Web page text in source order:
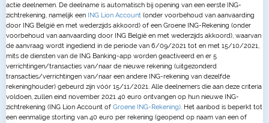
actie deelnemen. De deelname is automatisch bij opening van een eerste ING-
zichtrekening, namelijk een ING Lion Account (onder voorbehoud van aanvaarding
door ING België en met wederzijds akkoord) of een Groene ING-Rekening (onder
voorbehoud van aanvaarding door ING België en met wederzijds akkoord), waarvan
de aanvraag wordt ingediend in de periode van 6/09/2021 tot en met 15/10/2021,
mits de diensten van de ING Banking-app worden geactiveerd en er 5
verrichtingen/transacties van/naar de nieuwe rekening (uitgezonderd
transacties/verrichtingen van/naar een andere ING-rekening van dezelfde
rekeninghouder) gebeurd zijn vóór 15/11/2021. Alle deelnemers die aan deze criteria
voldoen, zullen eind november 2021 40 euro ontvangen op hun nieuwe ING-
zichtrekening (ING Lion Account of Groene ING-Rekening). Het aanbod is beperkt tot
een eenmalige storting van 40 euro per rekening (geopend op naam van een of